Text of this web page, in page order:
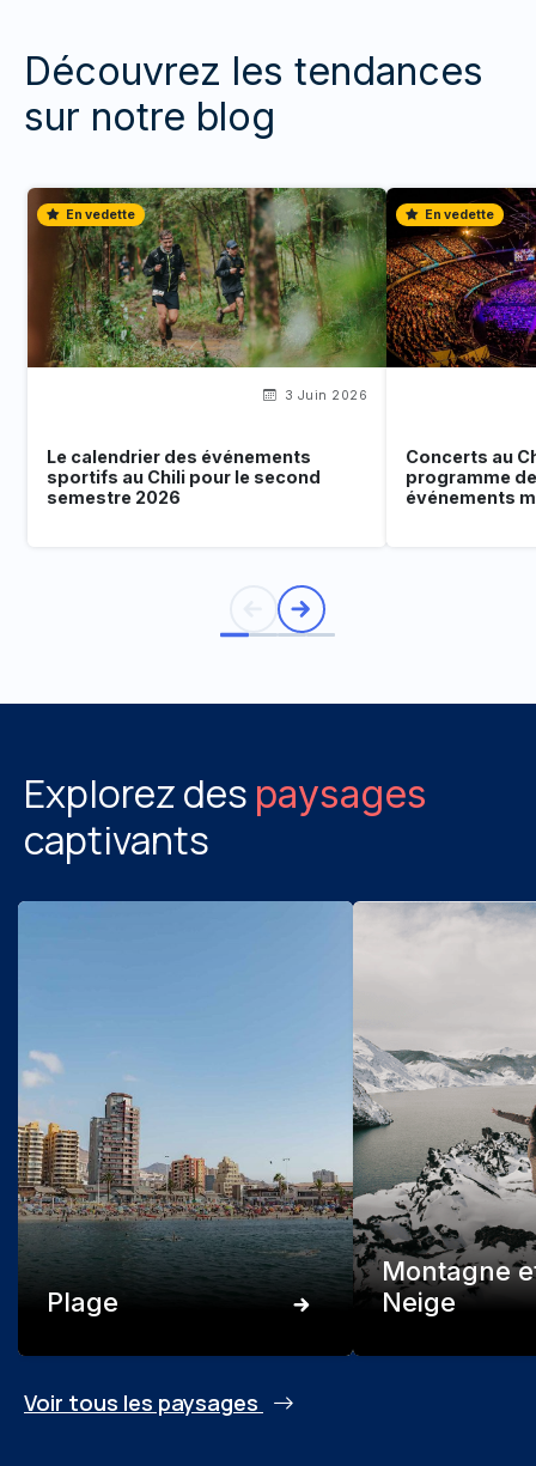
Découvrez les tendances
sur notre blog
En vedette
3 Juin 2026
Le calendrier des événements
sportifs au Chili pour le second
semestre 2026
En vedette
Concerts au
programme
événements
Explorez des paysages
captivants
Plage
Montagne
Neige
Voir tous les paysages